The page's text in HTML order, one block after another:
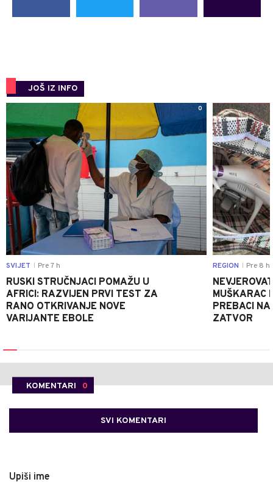
JOŠ IZ INFO
0
SVIJET Pre 7 h
RUSKI STRUČNJACI POMAŽU U
AFRICI: RAZVIJEN PRVI TEST ZA
RANO OTKRIVANJE NOVE
VARIJANTE EBOLE
REGION Pre 8 h
MUŠKARAC
PREBACI
ZATVOR
KOMENTARI 0
SVI KOMENTARI
Upiši ime